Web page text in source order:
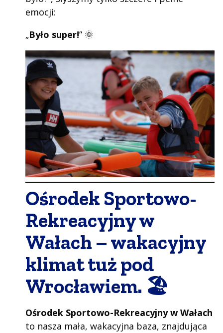
emocji:
„Było super!” 🌞
Ośrodek Sportowo-
Rekreacyjny w
Wałach – wakacyjny
klimat tuż pod
Wrocławiem. 🏖️
Ośrodek Sportowo-Rekreacyjny w Wałach
to nasza mała, wakacyjna baza, znajdująca